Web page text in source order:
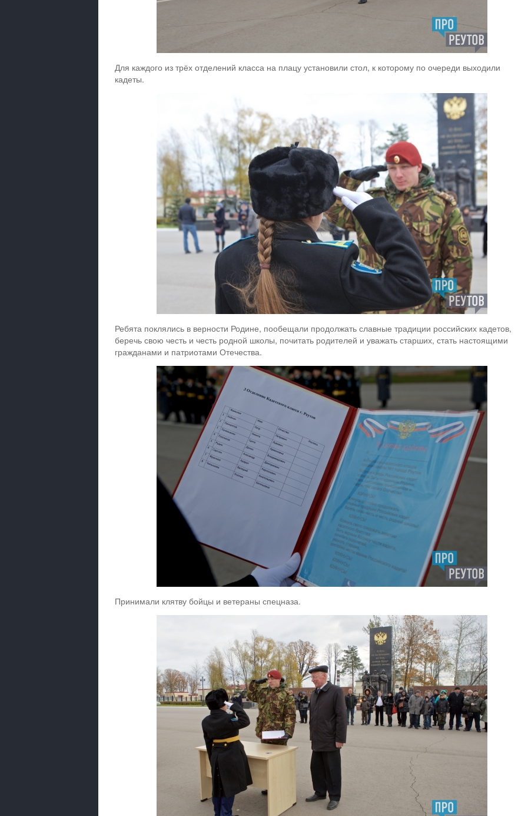
Для каждого из трёх отделений класса на плацу установили стол, к которому по очереди выходили
кадеты.
Ребята поклялись в верности Родине, пообещали продолжать славные традиции российских кадетов,
беречь свою честь и честь родной школы, почитать родителей и уважать старших, стать настоящими
гражданами и патриотами Отечества.
Принимали клятву бойцы и ветераны спецназа.